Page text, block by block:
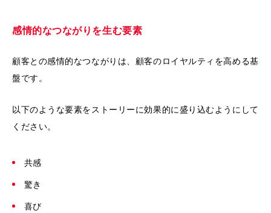
感情的なつながりを生む要素
顧客との感情的なつながりは、顧客のロイヤルティを高める基
盤です。
以下のような要素をストーリーに効果的に盛り込むようにして
ください。
共感
驚き
喜び